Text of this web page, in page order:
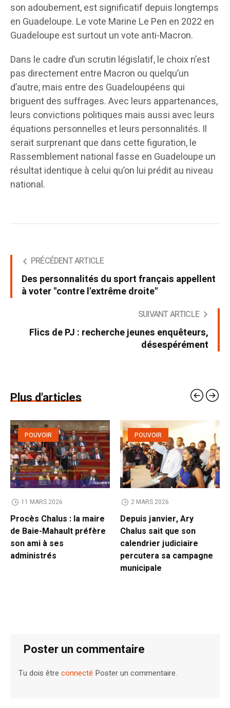
son adoubement, est significatif depuis longtemps
en Guadeloupe. Le vote Marine Le Pen en 2022 en
Guadeloupe est surtout un vote anti-Macron.
Dans le cadre d’un scrutin législatif, le choix n’est
pas directement entre Macron ou quelqu’un
d’autre, mais entre des Guadeloupéens qui
briguent des suffrages. Avec leurs appartenances,
leurs convictions politiques mais aussi avec leurs
équations personnelles et leurs personnalités. Il
serait surprenant que dans cette figuration, le
Rassemblement national fasse en Guadeloupe un
résultat identique à celui qu’on lui prédit au niveau
national.
PRÉCÉDENT ARTICLE
Des personnalités du sport français appellent
à voter "contre l'extrême droite"
SUIVANT ARTICLE
Flics de PJ : recherche jeunes enquêteurs,
désespérément
Plus d'articles
POUVOIR
11 MARS 2026
Procès Chalus : la maire
de Baie-Mahault préfère
son ami à ses
administrés
POUVOIR
2 MARS 2026
Depuis janvier, Ary
Chalus sait que son
calendrier judiciaire
percutera sa campagne
municipale
Poster un commentaire
Tu dois êtreconnecté Poster un commentaire.